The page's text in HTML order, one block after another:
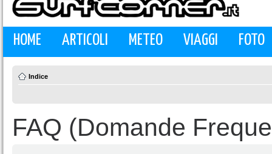
HOME ARTICOLI METEO VIAGGI FOTO
Indice
FAQ (Domande